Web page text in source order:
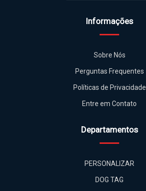
Informações
Sobre Nós
Perguntas Frequentes
Políticas de Privacidade
Entre em Contato
Departamentos
PERSONALIZAR
DOG TAG